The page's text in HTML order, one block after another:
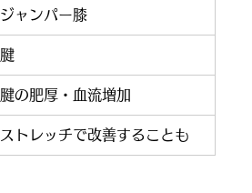
ジャンパー膝
腱
腱の肥厚・血流増加
ストレッチで改善することも